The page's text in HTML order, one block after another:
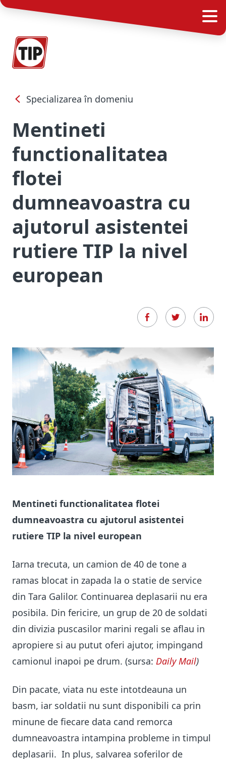
Specializarea în domeniu
Mentineti
functionalitatea
flotei
dumneavoastra cu
ajutorul asistentei
rutiere TIP la nivel
european
Mentineti functionalitatea flotei
dumneavoastra cu ajutorul asistentei
rutiere TIP la nivel european
Iarna trecuta, un camion de 40 de tone a
ramas blocat in zapada la o statie de service
din Tara Galilor. Continuarea deplasarii nu era
posibila. Din fericire, un grup de 20 de soldati
din divizia puscasilor marini regali se aflau in
apropiere si au putut oferi ajutor, impingand
camionul inapoi pe drum. (sursa: Daily Mail)
Din pacate, viata nu este intotdeauna un
basm, iar soldatii nu sunt disponibili ca prin
minune de fiecare data cand remorca
dumneavoastra intampina probleme in timpul
deplasarii. In plus, salvarea soferilor de